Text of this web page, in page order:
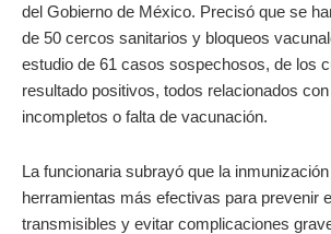
del Gobierno de México. Precisó que se
de 50 cercos sanitarios y bloqueos
estudio de 61 casos sospechosos, de los
resultado positivos, todos relacionados
incompletos o falta de vacunación.
La funcionaria subrayó que la
herramientas más efectivas para prevenir
transmisibles y evitar complicaciones